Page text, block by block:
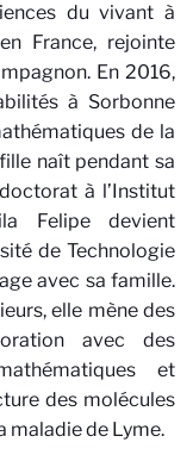
du vivant à
France, rejointe
En 2016,
à Sorbonne
de la
naît pendant sa
à l’Institut
Felipe devient
de Technologie
avec sa famille.
elle mène des
avec des
et
des molécules
maladie de Lyme.